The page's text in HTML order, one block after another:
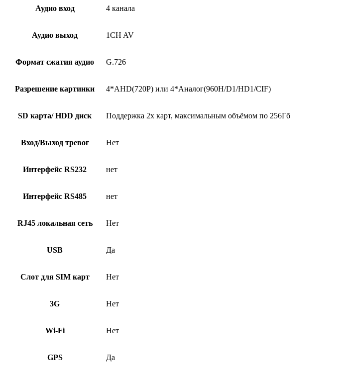
Аудио вход 4 канала
Аудио выход 1CH AV
Формат сжатия аудио G.726
Разрешение картинки 4*AHD(720P) или 4*Аналог(960H/D1/HD1/CIF)
SD карта/ HDD диск Поддержка 2х карт, максимальным объёмом по 256Гб
Вход/Выход тревог Нет
Интерфейс RS232 нет
Интерфейс RS485 нет
RJ45 локальная сеть Нет
USB Да
Слот для SIM карт Нет
3G Нет
Wi-Fi Нет
GPS Да